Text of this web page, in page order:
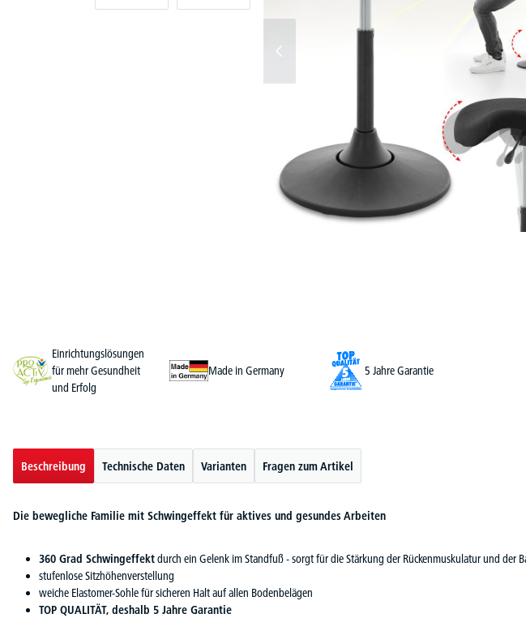
Einrichtungslösungen
für mehr Gesundheit
und Erfolg
Made in Germany 5 Jahre Garantie
Beschreibung Technische Daten Varianten Fragen zum Artikel
Die bewegliche Familie mit Schwingeffekt für aktives und gesundes Arbeiten
360 Grad Schwingeffektdurch ein Gelenk im Standfuß - sorgt für die Stärkung der Rückenmuskulatur und der
stufenlose Sitzhöhenverstellung
weiche Elastomer-Sohle für sicheren Halt auf allen Bodenbelägen
TOP QUALITÄT, deshalb 5 Jahre Garantie